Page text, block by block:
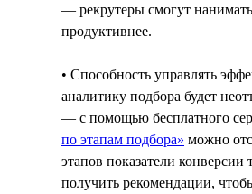
— рекрутеры смогут
продуктивнее.
• Способность управлять
аналитику подбора будет
— с помощью бесплатного
по этапам подбора» можно
этапов показатели
получить рекомендации,